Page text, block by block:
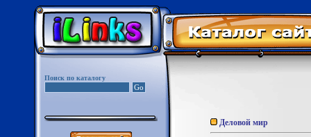
Поиск по каталогу
Деловой мир